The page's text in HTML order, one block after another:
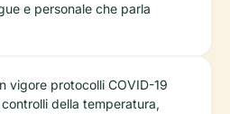
e personale che parla
vigore protocolli COVID-19
della temperatura,